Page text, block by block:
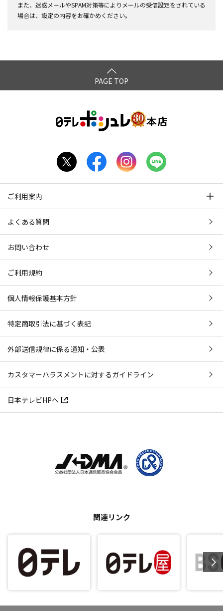
また、迷惑メールやSPAM対策等によりメールの受信設定をされている
場合は、設定の内容をお確かめください。
PAGE TOP
ご利用案内
よくある質問
お問い合わせ
ご利用規約
個人情報保護基本方針
特定商取引法に基づく表記
外部送信規律に係る通知・公表
カスタマーハラスメントに対するガイドライン
日本テレビHPへ
関連リンク